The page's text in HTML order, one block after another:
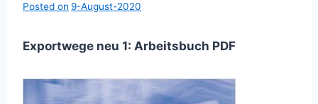
Posted on 9-August-2020
Exportwege neu 1: Arbeitsbuch PDF